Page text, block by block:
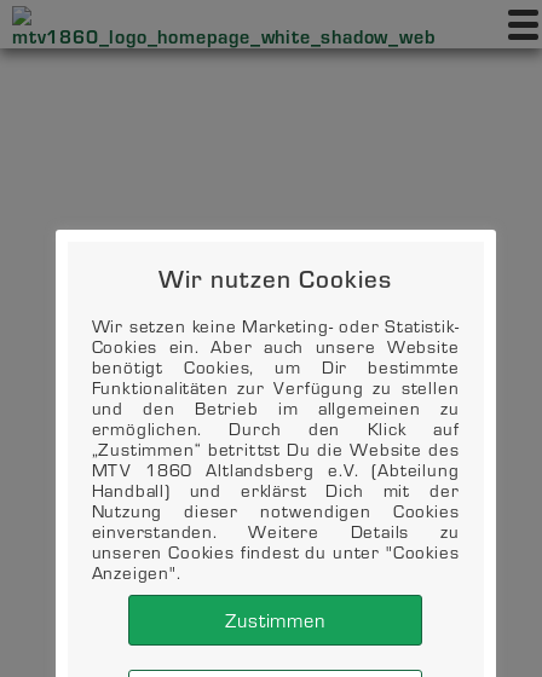
Wir nutzen Cookies
Wir setzen keine Marketing- oder Statistik-
Cookies ein. Aber auch unsere Website
benötigt Cookies, um Dir bestimmte
Funktionalitäten zur Verfügung zu stellen
und den Betrieb im allgemeinen zu
ermöglichen. Durch den Klick auf
„Zustimmen“ betrittst Du die Website des
MTV 1860 Altlandsberg e.V. (Abteilung
Handball) und erklärst Dich mit der
Nutzung dieser notwendigen Cookies
einverstanden. Weitere Details zu
unseren Cookies findest du unter "Cookies
Anzeigen".
Zustimmen